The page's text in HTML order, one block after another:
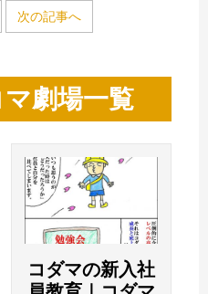
次の記事へ
劇場一覧
コダマの新入社